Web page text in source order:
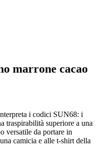
marrone cacao
i codici SUN68: i
traspirabilità superiore a una
versatile da portare in
camicia e alle t-shirt della